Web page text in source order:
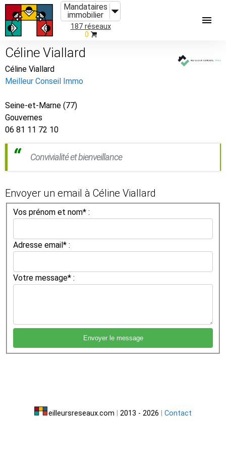
Mandataires
immobilier
187 réseaux
0
Céline Viallard
Céline Viallard
Meilleur Conseil Immo
Seine-et-Marne (77)
Gouvernes
06 81 11 72 10
Convivialité et bienveillance
Envoyer un email à Céline Viallard
Vos prénom et nom* :
Adresse email* :
Votre message* :
eilleursreseaux.com 2013 - 2026 Contact